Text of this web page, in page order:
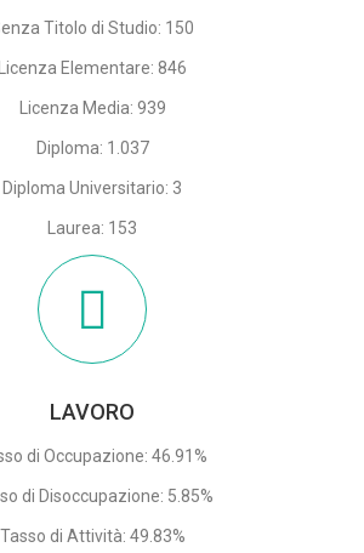
Titolo di Studio: 150
Licenza Elementare: 846
Licenza Media: 939
Diploma: 1.037
Diploma Universitario: 3
Laurea: 153
LAVORO
di Occupazione: 46.91%
di Disoccupazione: 5.85%
Tasso di Attività: 49.83%